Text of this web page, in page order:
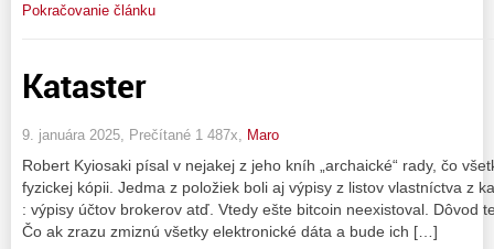
Pokračovanie článku
Kataster
9. januára 2025, Prečítané 1 487x, Maro
Robert Kyiosaki písal v nejakej z jeho kníh „archaické“ rady, čo
fyzickej kópii. Jedma z položiek boli aj výpisy z listov vlastníctva z
: výpisy účtov brokerov atď. Vtedy ešte bitcoin neexistoval. Dôvod
Čo ak zrazu zmiznú všetky elektronické dáta a bude ich […]